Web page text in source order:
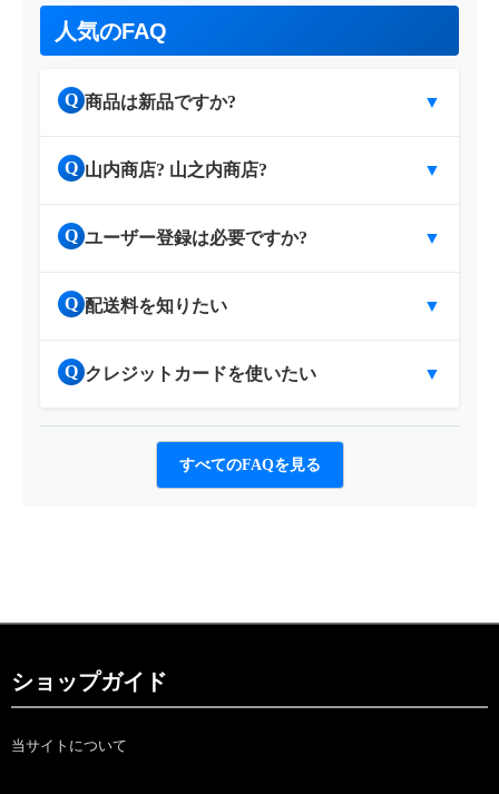
人気のFAQ
Q 商品は新品ですか? ▼
Q 山内商店? 山之内商店? ▼
Q ユーザー登録は必要ですか? ▼
Q 配送料を知りたい ▼
Q クレジットカードを使いたい ▼
すべてのFAQを見る
ショップガイド
当サイトについて